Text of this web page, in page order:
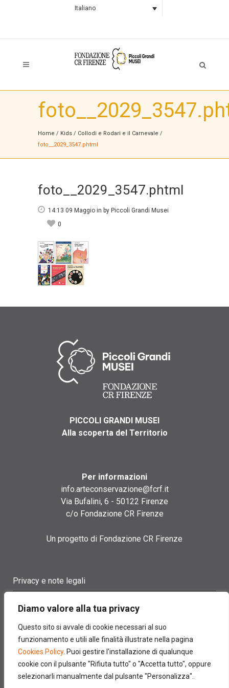
Diamo valore alla tua privacy
Questo sito si avvale di cookie necessari al suo
funzionamento e utili alle finalità illustrate nella pagina
Cookies Policy. Puoi gestire l'installazione di qualunque
cookie con il pulsante "Rifiuta tutto" o "Accetta tutto", oppure
selezionarli manualmente dal pulsante "Personalizza".
Italiano
Home / Kids / Collodi e Rodari e il Carnevale /
foto__2029_3547.phtml
foto__2029_3547.phtml
14:13 09 Maggio in by Piccoli Grandi Musei
0
PICCOLI GRANDI MUSEI
Alla scoperta del Territorio
Per informazioni
info.arteconservazione@fcrf.it
Via Bufalini, 6 - 50122 Firenze
c/o Fondazione CR Firenze
Un progetto di Fondazione CR Firenze
Privacy e note legali
Cookie policy
Contatti